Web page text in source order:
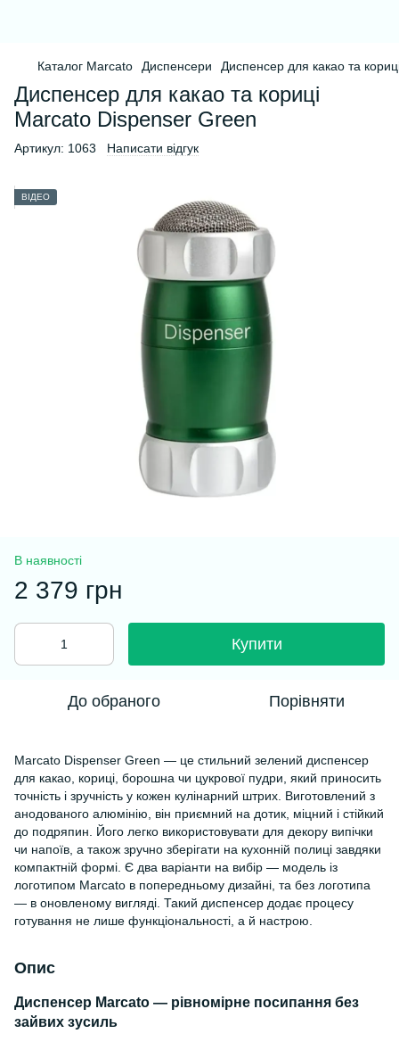
Каталог Marcato Диспенсери Диспенсер для какао та
Диспенсер для какао та кориці
Marcato Dispenser Green
Артикул: 1063 Написати відгук
ВІДЕО
В наявності
2 379 грн
Купити
До обраного Порівняти
Marcato Dispenser Green — це стильний зелений диспенсер
для какао, кориці, борошна чи цукрової пудри, який приносить
точність і зручність у кожен кулінарний штрих. Виготовлений з
анодованого алюмінію, він приємний на дотик, міцний і стійкий
до подряпин. Його легко використовувати для декору випічки
чи напоїв, а також зручно зберігати на кухонній полиці завдяки
компактній формі. Є два варіанти на вибір — модель із
логотипом Marcato в попередньому дизайні, та без логотипа
— в оновленому вигляді. Такий диспенсер додає процесу
готування не лише функціональності, а й настрою.
Опис
Диспенсер Marcato — рівномірне посипання без
зайвих зусиль